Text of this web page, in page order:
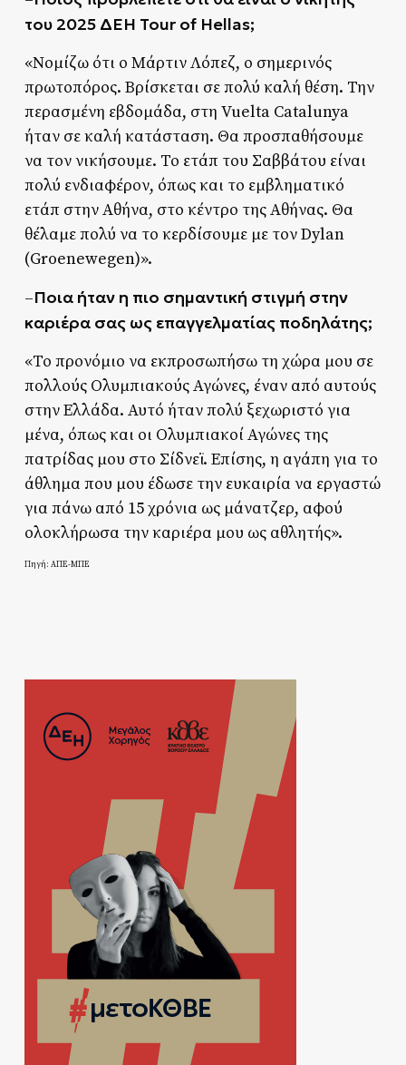
του 2025 ΔΕΗ Tour of Hellas;
«Νομίζω ότι ο Μάρτιν Λόπεζ, ο σημερινός
πρωτοπόρος. Βρίσκεται σε πολύ καλή θέση. Την
περασμένη εβδομάδα, στη Vuelta Catalunya
ήταν σε καλή κατάσταση. Θα προσπαθήσουμε
να τον νικήσουμε. Το ετάπ του Σαββάτου είναι
πολύ ενδιαφέρον, όπως και το εμβληματικό
ετάπ στην Αθήνα, στο κέντρο της Αθήνας. Θα
θέλαμε πολύ να το κερδίσουμε με τον Dylan
(Groenewegen)».
–Ποια ήταν η πιο σημαντική στιγμή στην
καριέρα σας ως επαγγελματίας ποδηλάτης;
«Το προνόμιο να εκπροσωπήσω τη χώρα μου σε
πολλούς Ολυμπιακούς Αγώνες, έναν από αυτούς
στην Ελλάδα. Αυτό ήταν πολύ ξεχωριστό για
μένα, όπως και οι Ολυμπιακοί Αγώνες της
πατρίδας μου στο Σίδνεϊ. Επίσης, η αγάπη για το
άθλημα που μου έδωσε την ευκαιρία να εργαστώ
για πάνω από 15 χρόνια ως μάνατζερ, αφού
ολοκλήρωσα την καριέρα μου ως αθλητής».
Πηγή: ΑΠΕ-ΜΠΕ